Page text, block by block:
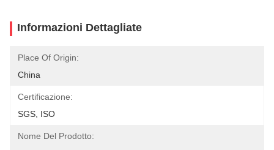
Informazioni Dettagliate
Place Of Origin:
China
Certificazione:
SGS, ISO
Nome Del Prodotto: